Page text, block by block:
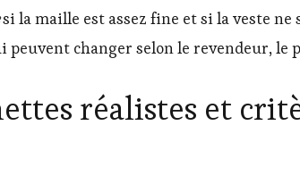
si la maille est assez fine et si la veste ne
changer selon le revendeur, le
réalistes et